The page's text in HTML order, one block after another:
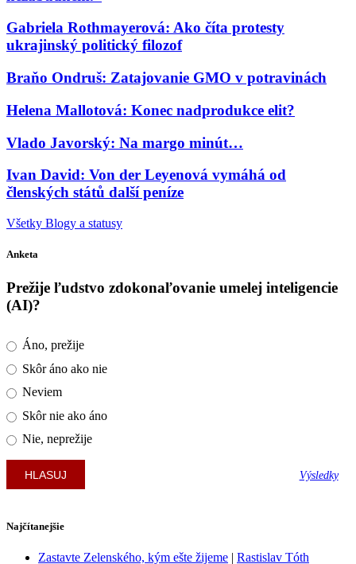
Gabriela Rothmayerová: Ako číta protesty
ukrajinský politický filozof
Braňo Ondruš: Zatajovanie GMO v potravinách
Helena Mallotová: Konec nadprodukce elit?
Vlado Javorský: Na margo minút…
Ivan David: Von der Leyenová vymáhá od
členských států další peníze
Všetky Blogy a statusy
Anketa
Prežije ľudstvo zdokonaľovanie umelej inteligencie
(AI)?
Áno, prežije
Skôr áno ako nie
Neviem
Skôr nie ako áno
Nie, neprežije
Výsledky
Najčítanejšie
Zastavte Zelenského, kým ešte žijeme | Rastislav Tóth